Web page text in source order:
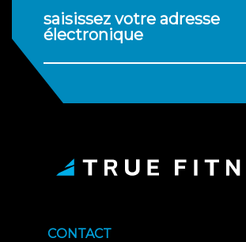
saisissez votre adresse
électronique
CONTACT